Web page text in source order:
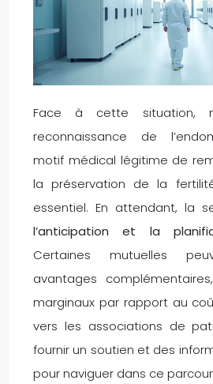
Face à cette situation,
reconnaissance de
motif médical légitime de
la préservation de la
essentiel. En attendant, la
l’anticipation et la
Certaines mutuelles
avantages
marginaux par rapport au
vers les associations de
fournir un soutien et des
pour naviguer dans ce